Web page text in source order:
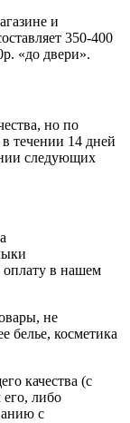
и
350-400
«до двери».
но по
течении 14 дней
следующих
в нашем
не
белье, косметика
качества (с
либо
с